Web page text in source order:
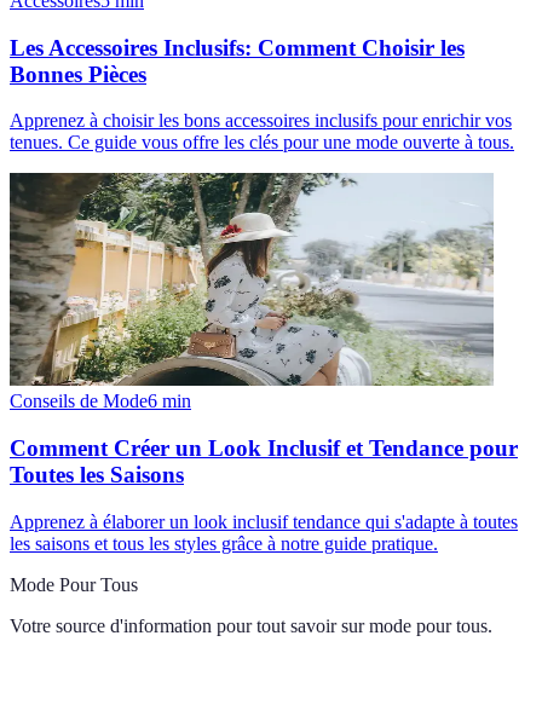
Les Accessoires Inclusifs: Comment Choisir les
Bonnes Pièces
Apprenez à choisir les bons accessoires inclusifs pour enrichir vos
tenues. Ce guide vous offre les clés pour une mode ouverte à tous.
Conseils de Mode6 min
Comment Créer un Look Inclusif et Tendance pour
Toutes les Saisons
Apprenez à élaborer un look inclusif tendance qui s'adapte à toutes
les saisons et tous les styles grâce à notre guide pratique.
Mode Pour Tous
Votre source d'information pour tout savoir sur mode pour tous.